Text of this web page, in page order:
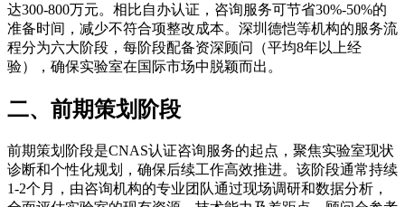
达300-800万元。相比自办认证，咨询服务可节省30%-50%的
准备时间，减少不符合项整改成本。深圳德恺等机构的服务流
程分为六大阶段，每阶段配备资深顾问（平均8年以上经
验），确保实验室在国际市场中脱颖而出。
二、前期策划阶段
前期策划阶段是CNAS认证咨询服务的起点，聚焦实验室现状
诊断和个性化规划，确保后续工作高效推进。该阶段通常持续
1-2个月，由咨询机构的专业团队通过现场调研和数据分析，